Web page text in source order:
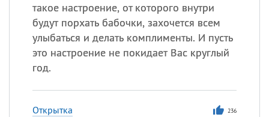
такое настроение, от которого внутри
будут порхать бабочки, захочется всем
улыбаться и делать комплименты. И пусть
это настроение не покидает Вас круглый
год.
Открытка 236